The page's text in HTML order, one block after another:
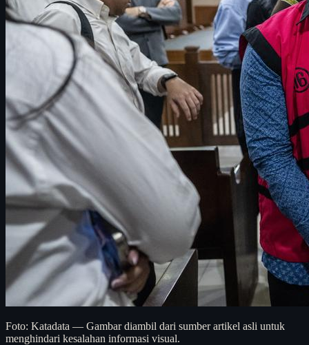
Foto: Katadata — Gambar diambil dari sumber artikel asli untuk
menghindari kesalahan informasi visual.